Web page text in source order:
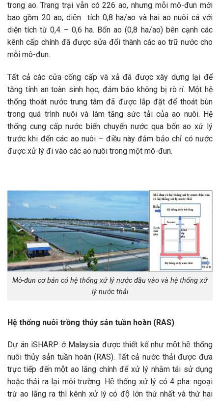
trong ao. Trang trại vẫn có 226 ao, nhưng mỗi mô-đun mới
bao gồm 20 ao, diện tích 0,8 ha/ao và hai ao nuôi cá với
diện tích từ 0,4 – 0,6 ha. Bốn ao (0,8 ha/ao) bên cạnh các
kênh cấp chính đã được sửa đổi thành các ao trữ nước cho
mỗi mô-đun.
Tất cả các cửa cống cấp và xả đã được xây dựng lại để
tăng tính an toàn sinh học, đảm bảo không bị rò rỉ. Một hệ
thống thoát nước trung tâm đã được lắp đặt để thoát bùn
trong quá trình nuôi và làm tăng sức tải của ao nuôi. Hệ
thống cung cấp nước biển chuyển nước qua bốn ao xử lý
trước khi đến các ao nuôi – điều này đảm bảo chỉ có nước
được xử lý đi vào các ao nuôi trong một mô-đun.
Mô-đun cơ bản có hệ thống xử lý nước đầu vào và hệ thống xử
lý nước thải
Hệ thống nuôi trồng thủy sản tuần hoàn (RAS)
Dự án iSHARP ở Malaysia được thiết kế như một hệ thống
nuôi thủy sản tuần hoàn (RAS). Tất cả nước thải được đưa
trực tiếp đến một ao lắng chính để xử lý nhằm tái sử dụng
hoặc thải ra lại môi trường. Hệ thống xử lý có 4 pha: ngoại
trừ ao lắng ra thì kênh xử lý có độ lớn thứ nhất và thứ hai